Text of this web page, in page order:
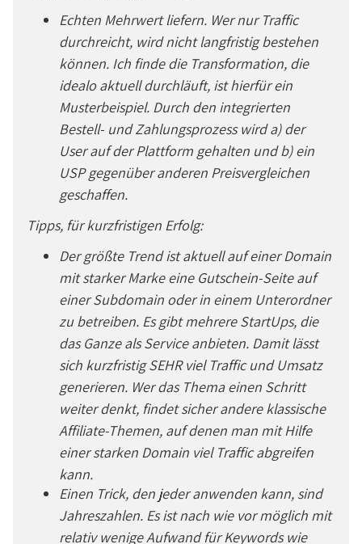
Echten Mehrwert liefern. Wer nur Traffic
durchreicht, wird nicht langfristig bestehen
können. Ich finde die Transformation, die
idealo aktuell durchläuft, ist hierfür ein
Musterbeispiel. Durch den integrierten
Bestell- und Zahlungsprozess wird a) der
User auf der Plattform gehalten und b) ein
USP gegenüber anderen Preisvergleichen
geschaffen.
Tipps, für kurzfristigen Erfolg:
Der größte Trend ist aktuell auf einer Domain
mit starker Marke eine Gutschein-Seite auf
einer Subdomain oder in einem Unterordner
zu betreiben. Es gibt mehrere StartUps, die
das Ganze als Service anbieten. Damit lässt
sich kurzfristig SEHR viel Traffic und Umsatz
generieren. Wer das Thema einen Schritt
weiter denkt, findet sicher andere klassische
Affiliate-Themen, auf denen man mit Hilfe
einer starken Domain viel Traffic abgreifen
kann.
Einen Trick, den jeder anwenden kann, sind
Jahreszahlen. Es ist nach wie vor möglich mit
relativ wenige Aufwand für Keywords wie